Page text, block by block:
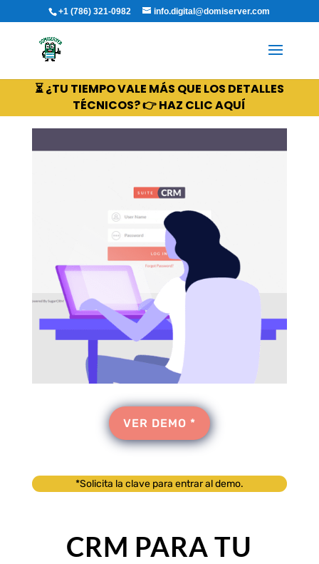
+1 (786) 321-0982 info.digital@domiserver.com
⏳ ¿TU TIEMPO VALE MÁS QUE LOS DETALLES
TÉCNICOS? 👉 HAZ CLIC AQUÍ
VER DEMO *
*Solicita la clave para entrar al demo.
CRM PARA TU